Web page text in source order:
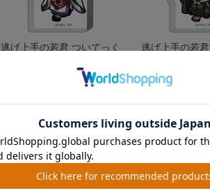
逃げ上手の若君 ついてっく
在庫 ○
逃げ上手の若
尊氏
¥935
(税込)
在庫 ○